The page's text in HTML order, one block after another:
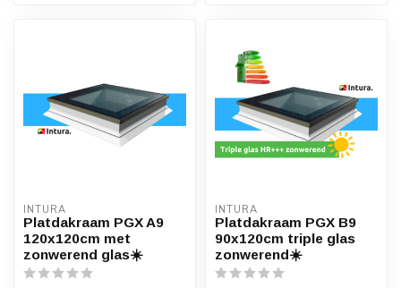
INTURA
Platdakraam PGX A9
120x120cm met
zonwerend glas☀️
INTURA
Platdakraam PGX B9
90x120cm triple glas
zonwerend☀️